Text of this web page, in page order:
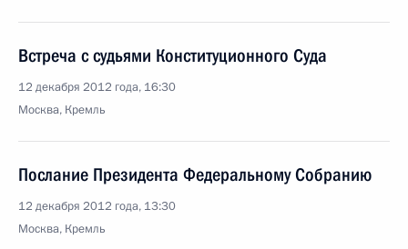
Встреча с судьями Конституционного Суда
12 декабря 2012 года, 16:30
Москва, Кремль
Послание Президента Федеральному Собранию
12 декабря 2012 года, 13:30
Москва, Кремль